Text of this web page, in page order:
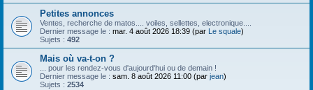
Petites annonces
Ventes, recherche de matos.... voiles, sellettes, electronique....
Dernier message le : mar. 4 août 2026 18:39 (par Le squale)
Sujets : 492
Mais où va-t-on ?
... pour les rendez-vous d'aujourd'hui ou de demain !
Dernier message le : sam. 8 août 2026 11:00 (par jean)
Sujets : 2534